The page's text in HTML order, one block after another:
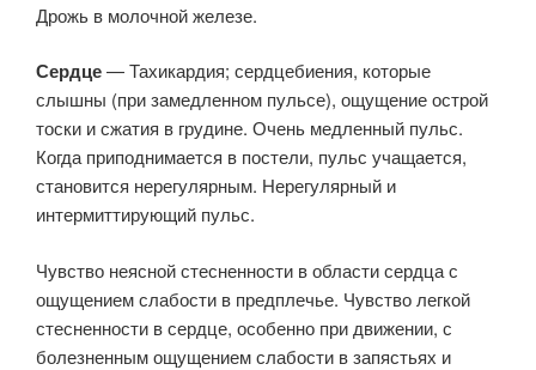
Дрожь в молочной железе.
Сердце— Тахикардия; сердцебиения, которые
слышны (при замедленном пульсе), ощущение острой
тоски и сжатия в грудине. Очень медленный пульс.
Когда приподнимается в постели, пульс учащается,
становится нерегулярным. Нерегулярный и
интермиттирующий пульс.
Чувство неясной стесненности в области сердца с
ощущением слабости в предплечье. Чувство легкой
стесненности в сердце, особенно при движении, с
болезненным ощущением слабости в запястьях и